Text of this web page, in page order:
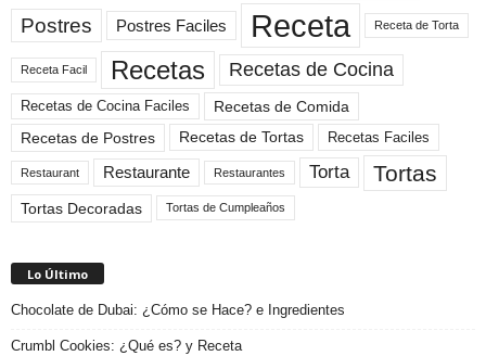
Postres Postres Faciles Receta Receta de Torta
Receta Facil Recetas Recetas de Cocina
Recetas de Cocina Faciles
Recetas de Comida
Recetas de Postres
Recetas de Tortas Recetas Faciles
Restaurant Restaurante Restaurantes Torta Tortas
Tortas Decoradas Tortas de Cumpleaños
Lo Último
Chocolate de Dubai: ¿Cómo se Hace? e Ingredientes
Crumbl Cookies: ¿Qué es? y Receta